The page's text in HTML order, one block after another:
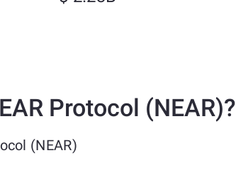
Protocol (NEAR)?
(NEAR)